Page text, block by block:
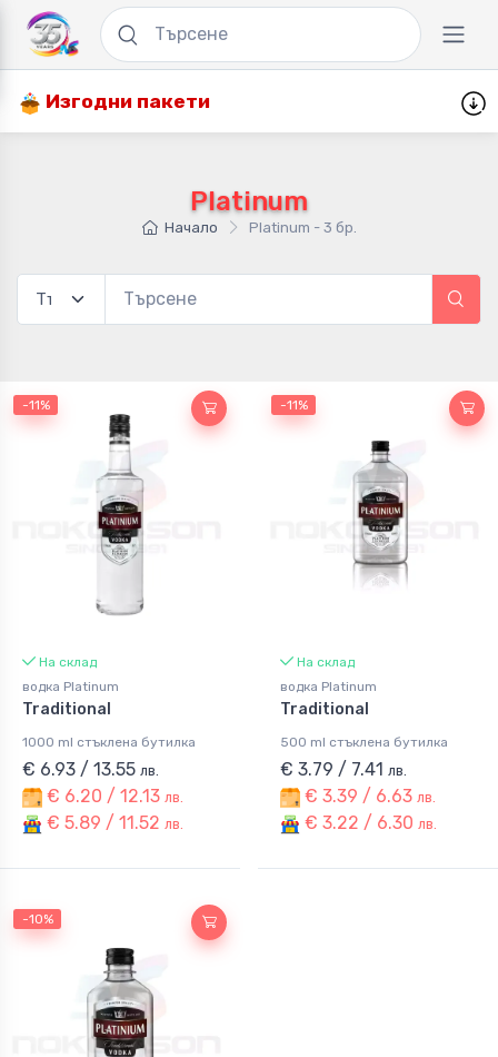
Изгодни пакети
Platinum
Начало Platinum - 3 бр.
-11%
На склад
водка Platinum
Traditional
1000 ml стъклена бутилка
€ 6.93 / 13.55 лв.
€ 6.20 / 12.13 лв.
€ 5.89 / 11.52 лв.
-11%
На склад
водка Platinum
Traditional
500 ml стъклена бутилка
€ 3.79 / 7.41 лв.
€ 3.39 / 6.63 лв.
€ 3.22 / 6.30 лв.
-10%